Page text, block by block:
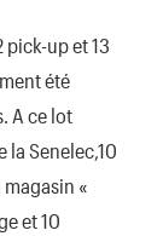
pick-up et 13
été
A ce lot
la Senelec,10
«
et 10